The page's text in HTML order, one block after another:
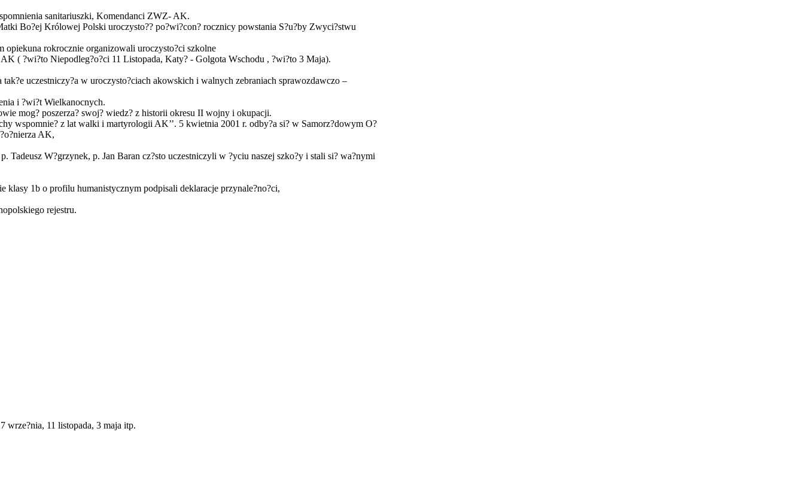
sanitariuszki, Komendanci ZWZ- AK.
Bo?ej Królowej Polski uroczysto?? po?wi?con? rocznicy powstania S?u?by Zwyci?stwu
rokrocznie organizowali uroczysto?ci szkolne
( ?wi?to Niepodleg?o?ci 11 Listopada, Katy? - Golgota Wschodu , ?wi?to 3 Maja).
uczestniczy?a w uroczysto?ciach akowskich i walnych zebraniach sprawozdawczo –
i ?wi?t Wielkanocnych.
mog? poszerza? swoj? wiedz? z historii okresu II wojny i okupacji.
wspomnie? z lat walki i martyrologii AK’’. 5 kwietnia 2001 r. odby?a si? w Samorz?dowym O?
AK,
W?grzynek, p. Jan Baran cz?sto uczestniczyli w ?yciu naszej szko?y i stali si? wa?nymi
klasy 1b o profilu humanistycznym podpisali deklaracje przynale?no?ci,
rejestru.
wrze?nia, 11 listopada, 3 maja itp.